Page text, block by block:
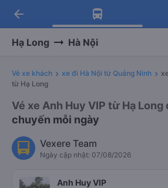
Tải app Vexere ngay!
Nhận ưu đãi thành viên độc
Tải app Vexere
-30k/ghế khi đặt vé máy
arrow_back
Hạ Long Hà Nội
Vé xe khách xe đi Hà Nội từ Quảng Ninh
từ Hạ Long
Vé xe Anh Huy VIP từ Hạ Long
chuyến mỗi ngày
Vexere Team
Ngày cập nhật: 07/08/2026
Anh Huy VIP